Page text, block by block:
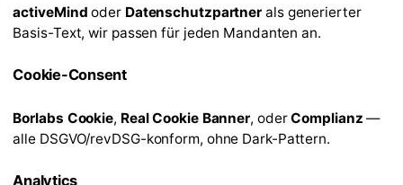
activeMind oder Datenschutzpartner als generierter
Basis-Text, wir passen für jeden Mandanten an.
Cookie-Consent
Borlabs Cookie, Real Cookie Banner, oderComplianz —
alle DSGVO/revDSG-konform, ohne Dark-Pattern.
Analytics